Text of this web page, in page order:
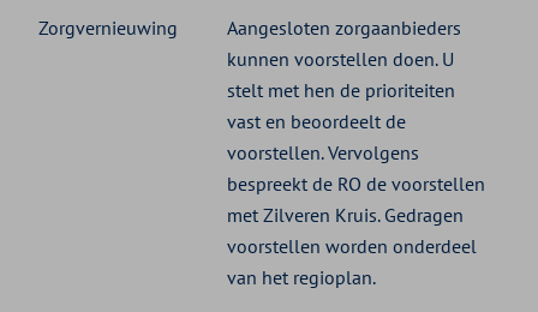
Zorgvernieuwing
Aangesloten zorgaanbieders
kunnen voorstellen doen. U
stelt met hen de prioriteiten
vast en beoordeelt de
voorstellen. Vervolgens
bespreekt de RO de voorstellen
met Zilveren Kruis. Gedragen
voorstellen worden onderdeel
van het regioplan.